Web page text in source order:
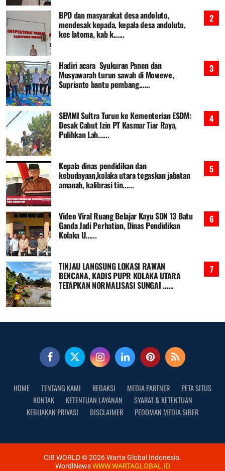
BPD dan masyarakat desa andoluto,
mendesak kepada, kepala desa andoluto,
kec latoma, kab k......
Hadiri acara Syukuran Panen dan
Musyawarah turun sawah di Mowewe,
Suprianto bantu pembang......
SEMMI Sultra Turun ke Kementerian ESDM:
Desak Cabut Izin PT Kasmar Tiar Raya,
Pulihkan Lah......
Kepala dinas pendidikan dan
kebudayaan,kolaka utara tegaskan jabatan
amanah, kalibrasi tin......
Video Viral Ruang Belajar Kayu SDN 13 Batu
Ganda Jadi Perhatian, Dinas Pendidikan
Kolaka U......
TINJAU LANGSUNG LOKASI RAWAN
BENCANA, KADIS PUPR KOLAKA UTARA
TETAPKAN NORMALISASI SUNGAI ......
HOME TENTANG KAMI REDAKSI MEDIA PARTNER
PETA SITUS
KONTAK
KETENTUAN LAYANAN
SYARAT & KETENTUAN
KEBIJAKAN PRIVASI
DISCLAIMER PEDOMAN MEDIA SIBER
CIB WORLD ©2026Warta Global Indonesia.
WordlNewsWWW.WARTAGLOBAL.ID